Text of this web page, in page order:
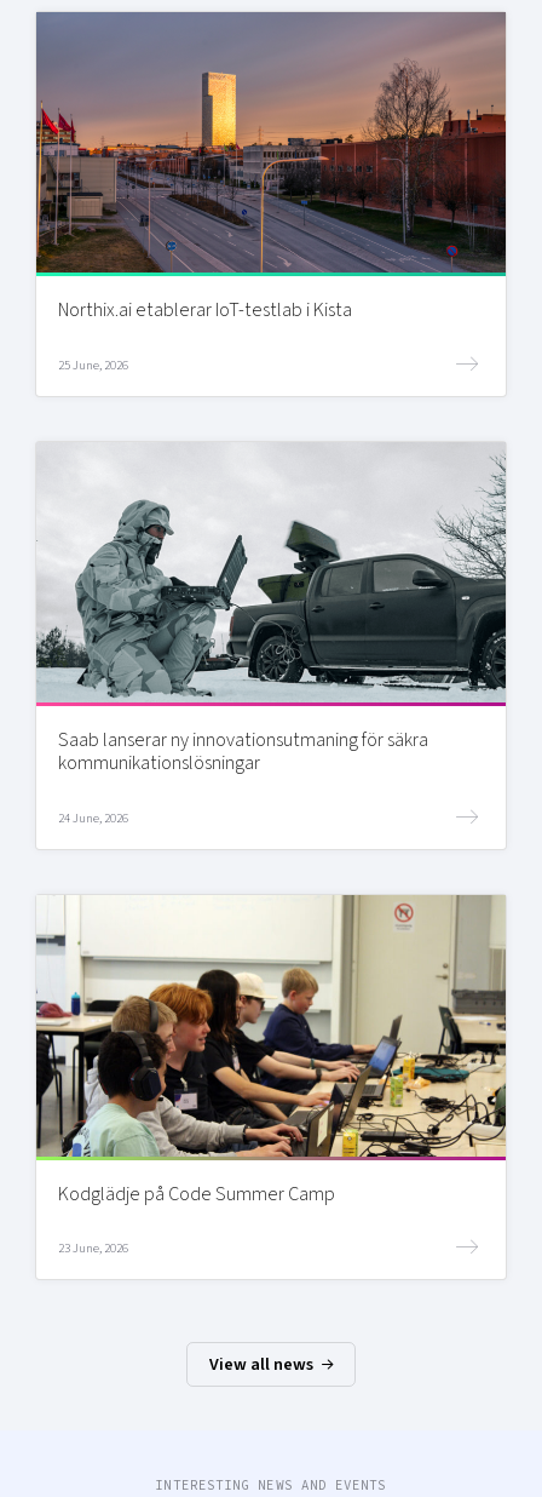
Northix.ai etablerar IoT-testlab i Kista
25 June, 2026
Saab lanserar ny innovationsutmaning för säkra
kommunikationslösningar
24 June, 2026
Kodglädje på Code Summer Camp
23 June, 2026
View all news
INTERESTING NEWS AND EVENTS